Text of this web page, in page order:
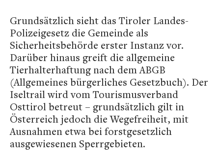
Grundsätzlich sieht das Tiroler Landes-
Polizeigesetz die Gemeinde als
Sicherheitsbehörde erster Instanz vor.
Darüber hinaus greift die allgemeine
Tierhalterhaftung nach dem ABGB
(Allgemeines bürgerliches Gesetzbuch). Der
Iseltrail wird vom Tourismusverband
Osttirol betreut – grundsätzlich gilt in
Österreich jedoch die Wegefreiheit, mit
Ausnahmen etwa bei forstgesetzlich
ausgewiesenen Sperrgebieten.